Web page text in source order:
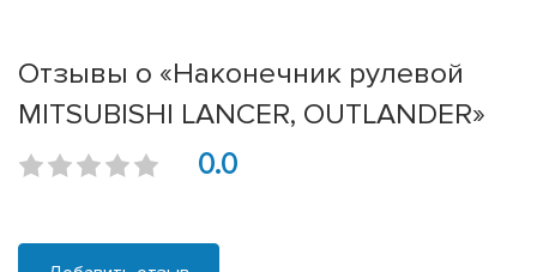
Отзывы о «Наконечник рулевой
MITSUBISHI LANCER, OUTLANDER»
0.0